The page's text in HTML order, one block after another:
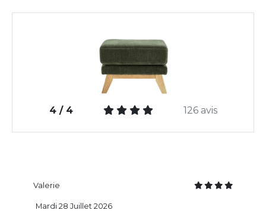
4 / 4 126 avis
Valerie
Mardi 28 Juillet 2026